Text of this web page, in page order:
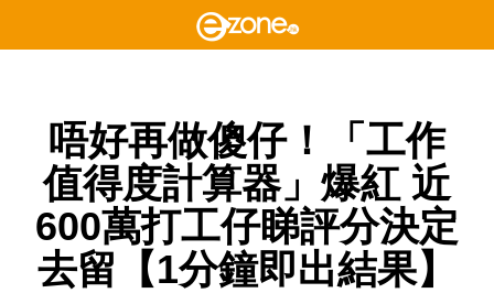
唔好再做傻仔！「工作
值得度計算器」爆紅 近
600萬打工仔睇評分決定
去留【1分鐘即出結果】